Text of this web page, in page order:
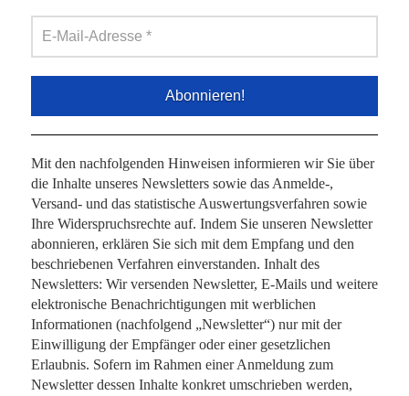
Mit den nachfolgenden Hinweisen informieren wir Sie über
die Inhalte unseres Newsletters sowie das Anmelde-,
Versand- und das statistische Auswertungsverfahren sowie
Ihre Widerspruchsrechte auf. Indem Sie unseren Newsletter
abonnieren, erklären Sie sich mit dem Empfang und den
beschriebenen Verfahren einverstanden. Inhalt des
Newsletters: Wir versenden Newsletter, E-Mails und weitere
elektronische Benachrichtigungen mit werblichen
Informationen (nachfolgend „Newsletter“) nur mit der
Einwilligung der Empfänger oder einer gesetzlichen
Erlaubnis. Sofern im Rahmen einer Anmeldung zum
Newsletter dessen Inhalte konkret umschrieben werden,